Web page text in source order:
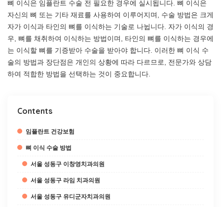
뼈 이식은 임플란트 수술 전 필요한 경우에 실시됩니다. 뼈 이식은
자신의 뼈 또는 기타 재료를 사용하여 이루어지며, 수술 방법은 크게
자가 이식과 타인의 뼈를 이식하는 기술로 나뉩니다. 자가 이식의 경
우, 뼈를 채취하여 이식하는 방법이며, 타인의 뼈를 이식하는 경우에
는 이식할 뼈를 기증받아 수술을 받아야 합니다. 이러한 뼈 이식 수
술의 방법과 장단점은 개인의 상황에 따라 다르므로, 전문가와 상담
하여 적합한 방법을 선택하는 것이 중요합니다.
Contents
임플란트 건강보험
뼈 이식 수술 방법
서울 성동구 이창영치과의원
서울 성동구 라임 치과의원
서울 성동구 유디군자치과의원